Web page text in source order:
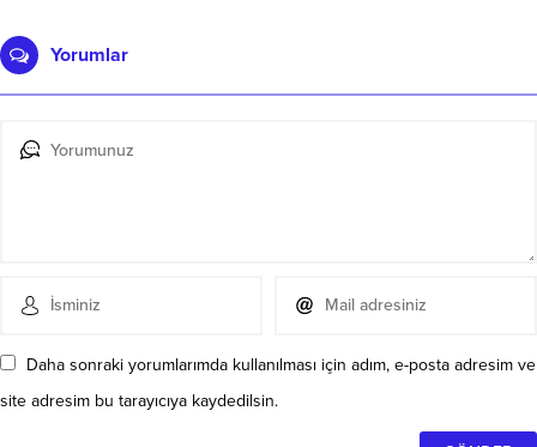
Yorumlar
Daha sonraki yorumlarımda kullanılması için adım, e-posta adresim ve
site adresim bu tarayıcıya kaydedilsin.